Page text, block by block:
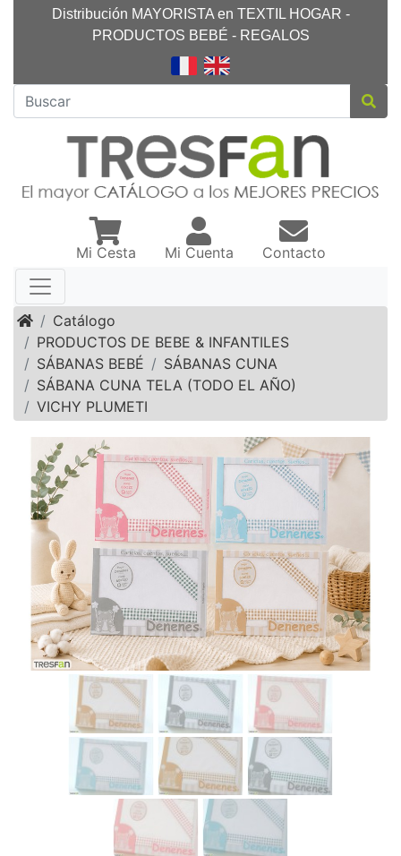
Distribución MAYORISTA en TEXTIL HOGAR -
PRODUCTOS BEBÉ - REGALOS
Mi Cesta Mi Cuenta Contacto
InicioCatálogo
PRODUCTOS DE BEBE & INFANTILES
SÁBANAS BEBÉ
SÁBANAS CUNA
SÁBANA CUNA TELA (TODO EL AÑO)
VICHY PLUMETI